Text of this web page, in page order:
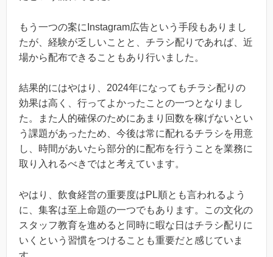
もう一つの案にInstagram広告という手段もありまし
たが、経験が乏しいことと、チラシ配りであれば、近
場から配布できることもあり行いました。
結果的にはやはり、2024年になってもチラシ配りの
効果は高く、行ってよかったことの一つとなりまし
た。また人的確保のためにあまり回数を稼げないとい
う課題があったため、今後は常に配れるチラシを用意
し、時間があいたら部分的に配布を行うことを業務に
取り入れるべきではと考えています。
やはり、飲食経営の重要度はPL順とも言われるよう
に、集客は至上命題の一つでもあります。この文化の
スタッフ教育を進めると同時に暇な日はチラシ配りに
いくという習慣をつけることも重要だと感じていま